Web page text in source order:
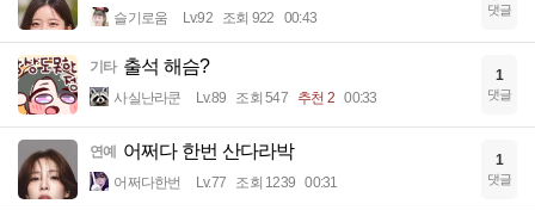
슬기로움 Lv.92 조회 922 00:43 댓글
기타 출석 해슴?
사실난라쿤 Lv.89 조회 547 추천 2 00:33
1
댓글
연예 어쩌다 한번 산다라박
어쩌다한번 Lv.77 조회 1239 00:31
1
댓글